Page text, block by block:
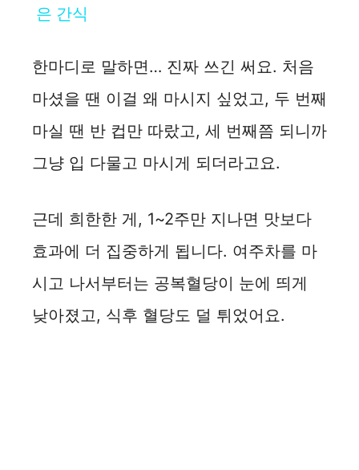
y
V
i
d
e
o
은 간식
한마디로 말하면… 진짜 쓰긴 써요. 처음
마셨을 땐 이걸 왜 마시지 싶었고, 두 번째
마실 땐 반 컵만 따랐고, 세 번째쯤 되니까
그냥 입 다물고 마시게 되더라고요.
근데 희한한 게, 1~2주만 지나면 맛보다
효과에 더 집중하게 됩니다. 여주차를 마
시고 나서부터는 공복혈당이 눈에 띄게
낮아졌고, 식후 혈당도 덜 튀었어요.